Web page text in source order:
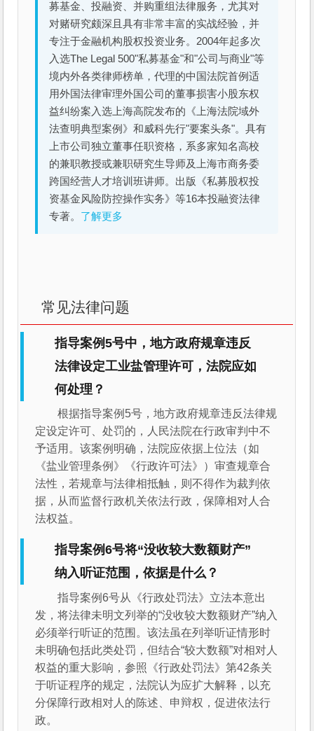
募基金、投融资、并购重组法律服务，尤其对
对赌研究颇深且具有非常丰富的实战经验，并
专注于金融机构股权投资业务。2004年起多次
入选The Legal 500"私募基金"和"公司与商业"等
境内外各类律师榜单，代理的中国法院首例适
用外国法律审理外国公司的董事损害小股东权
益纠纷案入选上海高院发布的《上海法院域外
法查明典型案例》和威科先行"要案头条"。具有
上市公司独立董事任职资格，系多家知名高校
的兼职教授或兼职研究生导师及上海市商务委
跨国经营人才培训班讲师。出版《私募股权投
资基金风险防控操作实务》等16本投融资法律
专著。 了解更多
常见法律问题
指导案例5号中，地方政府规章违反
法律设定工业盐管理许可，法院应如
何处理？
根据指导案例5号，地方政府规章违反法律规
定设定许可、处罚的，人民法院在行政审判中不
予适用。该案例明确，法院应依据上位法（如
《盐业管理条例》《行政许可法》）审查规章合
法性，若规章与法律相抵触，则不得作为裁判依
据，从而监督行政机关依法行政，保障相对人合
法权益。
指导案例6号将“没收较大数额财产”
纳入听证范围，依据是什么？
指导案例6号从《行政处罚法》立法本意出
发，将法律未明文列举的“没收较大数额财产”纳入
必须举行听证的范围。该法虽在列举听证情形时
未明确包括此类处罚，但结合“较大数额”对相对人
权益的重大影响，参照《行政处罚法》第42条关
于听证程序的规定，法院认为应扩大解释，以充
分保障行政相对人的陈述、申辩权，促进依法行
政。